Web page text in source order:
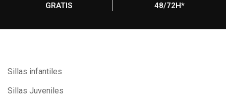
GRATIS
48/72H*
Sillas infantiles
Sillas Juveniles